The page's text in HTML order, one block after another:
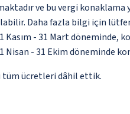
ve bu vergi
Daha fazla bilgi için
Kasım - 31 Mart döneminde,
Nisan - 31 Ekim döneminde
tüm ücretleri dâhil ettik.